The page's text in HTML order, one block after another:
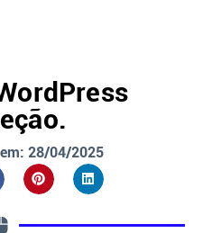
28/04/2025